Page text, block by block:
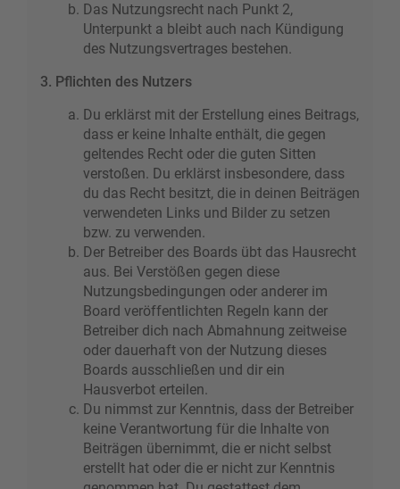
Das Nutzungsrecht nach Punkt 2,
Unterpunkt a bleibt auch nach Kündigung
des Nutzungsvertrages bestehen.
3. Pflichten des Nutzers
Du erklärst mit der Erstellung eines Beitrags,
dass er keine Inhalte enthält, die gegen
geltendes Recht oder die guten Sitten
verstoßen. Du erklärst insbesondere, dass
du das Recht besitzt, die in deinen Beiträgen
verwendeten Links und Bilder zu setzen
bzw. zu verwenden.
Der Betreiber des Boards übt das Hausrecht
aus. Bei Verstößen gegen diese
Nutzungsbedingungen oder anderer im
Board veröffentlichten Regeln kann der
Betreiber dich nach Abmahnung zeitweise
oder dauerhaft von der Nutzung dieses
Boards ausschließen und dir ein
Hausverbot erteilen.
Du nimmst zur Kenntnis, dass der Betreiber
keine Verantwortung für die Inhalte von
Beiträgen übernimmt, die er nicht selbst
erstellt hat oder die er nicht zur Kenntnis